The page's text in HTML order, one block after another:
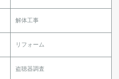
解体工事
リフォーム
盗聴器調査